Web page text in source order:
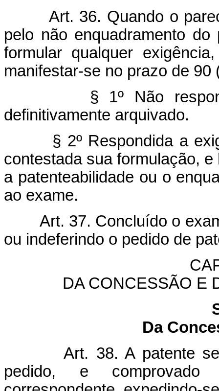
Art. 36. Quando o
pelo não enquadramento
formular qualquer
manifestar-se no prazo de 90
§ 1º Não
definitivamente arquivado.
§ 2º Respondida a
contestada sua formulação,
a patenteabilidade ou o
ao exame.
Art. 37. Concluído o
ou indeferindo o pedido de
DA CONCESSÃO E
Da
Art. 38. A patente
pedido, e